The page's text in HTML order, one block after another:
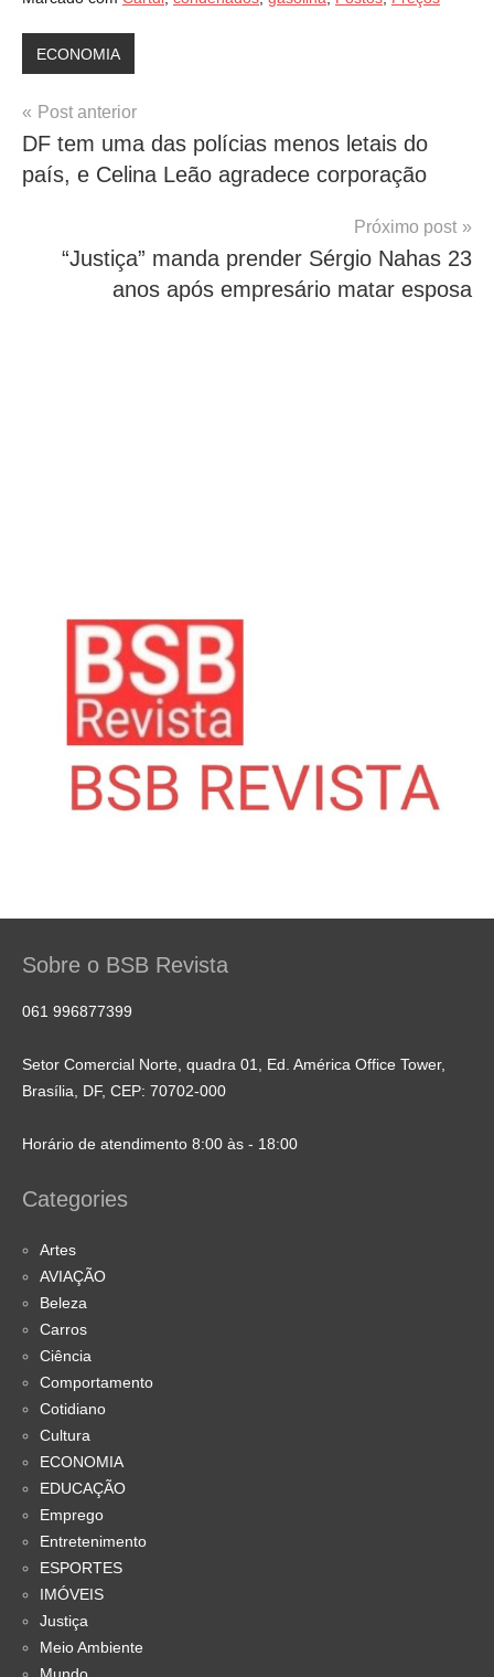
ECONOMIA
Navegação
de
Post
Post anterior
DF tem uma das polícias menos letais do
país, e Celina Leão agradece corporação
Próximo post
“Justiça” manda prender Sérgio Nahas 23
anos após empresário matar esposa
Sobre o BSB Revista
061 996877399
Setor Comercial Norte, quadra 01, Ed. América Office Tower,
Brasília, DF, CEP: 70702-000
Horário de atendimento 8:00 às - 18:00
Categories
Artes
AVIAÇÃO
Beleza
Carros
Ciência
Comportamento
Cotidiano
Cultura
ECONOMIA
EDUCAÇÃO
Emprego
Entretenimento
ESPORTES
IMÓVEIS
Justiça
Meio Ambiente
Mundo